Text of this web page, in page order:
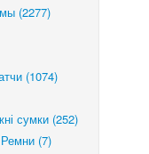
(2277)
(1074)
сумки (252)
(7)